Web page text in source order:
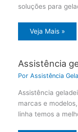
soluções para
Veja Mais »
Assistência
Por Assistência
Assistência
marcas e
linha temos a